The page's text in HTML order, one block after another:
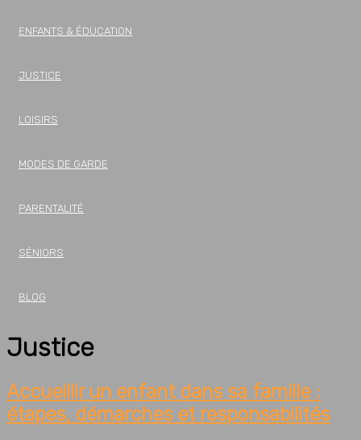
ENFANTS & ÉDUCATION
JUSTICE
LOISIRS
MODES DE GARDE
PARENTALITÉ
SÉNIORS
BLOG
Justice
Accueillir un enfant dans sa famille :
étapes, démarches et responsabilités